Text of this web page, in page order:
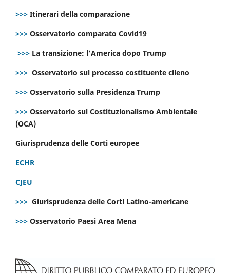
>>> Itinerari della comparazione
>>> Osservatorio comparato Covid19
>>> La transizione: l’America dopo Trump
>>> Osservatorio sul processo costituente cileno
>>> Osservatorio sulla Presidenza Trump
>>> Osservatorio sul Costituzionalismo Ambientale
(OCA)
Giurisprudenza delle Corti europee
ECHR
CJEU
>>> Giurisprudenza delle Corti Latino-americane
>>> Osservatorio Paesi Area Mena